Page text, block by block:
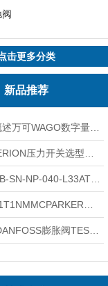
击更多分类
新品推荐